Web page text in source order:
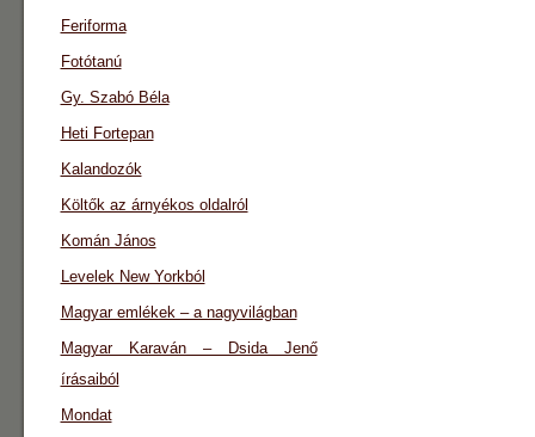
Feriforma
Fotótanú
Gy. Szabó Béla
Heti Fortepan
Kalandozók
Költők az árnyékos oldalról
Komán János
Levelek New Yorkból
Magyar emlékek – a nagyvilágban
Magyar Karaván – Dsida Jenő
írásaiból
Mondat